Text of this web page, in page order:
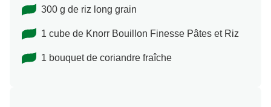
300 g de riz long grain
1 cube de Knorr Bouillon Finesse Pâtes et Riz
1 bouquet de coriandre fraîche